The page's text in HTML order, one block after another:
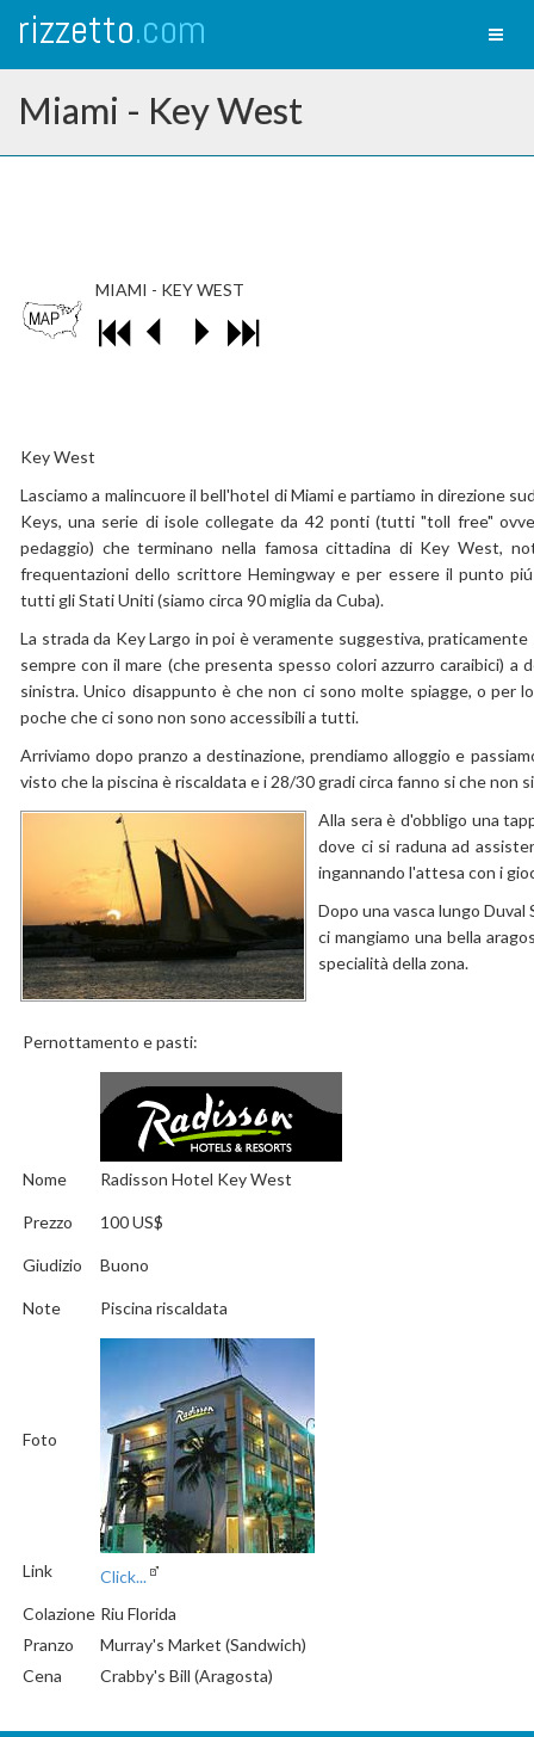
rizzetto.com
Miami - Key West
MIAMI - KEY WEST
Key West
Lasciamo a malincuore il bell'hotel di Miami e partiamo in direzione
Keys, una serie di isole collegate da 42 ponti (tutti "toll free"
pedaggio) che terminano nella famosa cittadina di Key West,
frequentazioni dello scrittore Hemingway e per essere il punto
tutti gli Stati Uniti (siamo circa 90 miglia da Cuba).
La strada da Key Largo in poi è veramente suggestiva, praticamente
sempre con il mare (che presenta spesso colori azzurro caraibici) a
sinistra. Unico disappunto è che non ci sono molte spiagge, o per
poche che ci sono non sono accessibili a tutti.
Arriviamo dopo pranzo a destinazione, prendiamo alloggio e
visto che la piscina è riscaldata e i 28/30 gradi circa fanno si che non
Alla sera è d'obbligo una
dove ci si raduna ad
ingannando l'attesa con i
Dopo una vasca lungo
ci mangiamo una bella
specialità della zona.
Pernottamento e pasti:
Nome Radisson Hotel Key West
Prezzo 100 US$
Giudizio Buono
Note Piscina riscaldata
Foto
Link
Click...
Colazione Riu Florida
Pranzo
Murray's Market (Sandwich)
Cena
Crabby's Bill (Aragosta)